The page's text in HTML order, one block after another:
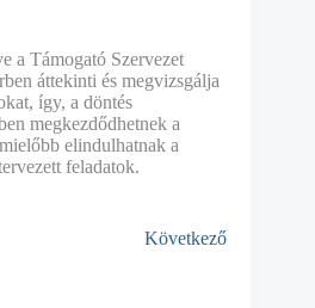
a Támogató Szervezet
áttekinti és megvizsgálja
így, a döntés
megkezdődhetnek a
elindulhatnak a
feladatok.
Következő